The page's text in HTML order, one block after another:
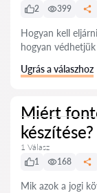
2
399
Hogyan kell
hogyan
Ugrás a válaszhoz
Miért
készítése?
1 Válasz
1
168
Mik azok a jogi